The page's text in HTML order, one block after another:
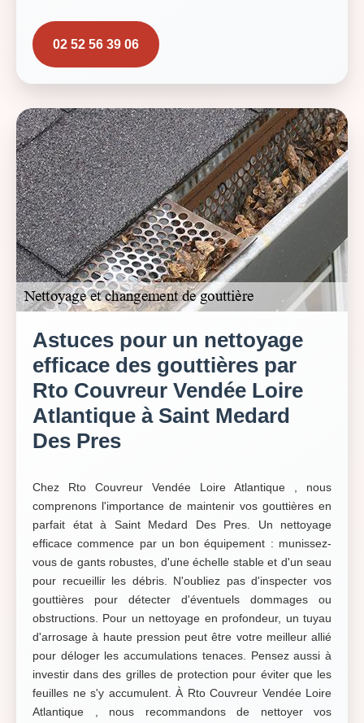
02 52 56 39 06
Astuces pour un nettoyage
efficace des gouttières par
Rto Couvreur Vendée Loire
Atlantique à Saint Medard
Des Pres
Chez Rto Couvreur Vendée Loire Atlantique , nous
comprenons l'importance de maintenir vos gouttières en
parfait état à Saint Medard Des Pres. Un nettoyage
efficace commence par un bon équipement : munissez-
vous de gants robustes, d'une échelle stable et d'un seau
pour recueillir les débris. N'oubliez pas d'inspecter vos
gouttières pour détecter d'éventuels dommages ou
obstructions. Pour un nettoyage en profondeur, un tuyau
d'arrosage à haute pression peut être votre meilleur allié
pour déloger les accumulations tenaces. Pensez aussi à
investir dans des grilles de protection pour éviter que les
feuilles ne s'y accumulent. À Rto Couvreur Vendée Loire
Atlantique , nous recommandons de nettoyer vos